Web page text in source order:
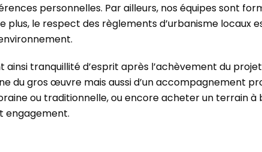
personnelles. Par ailleurs, nos équipes sont
le respect des règlements d’urbanisme locaux
tranquillité d’esprit après l’achèvement du
du gros œuvre mais aussi d’un accompagnement
ou traditionnelle, ou encore acheter un terrain à
engagement.